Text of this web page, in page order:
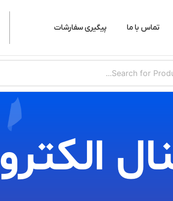
تماس با ما پیگیری سفارشات
الکترو​